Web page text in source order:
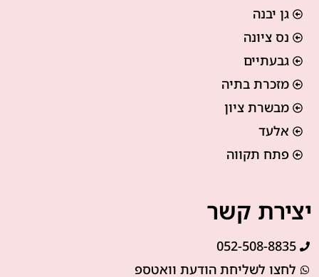
גן יבנה
נס ציונה
גבעתיים
מזכרת בתיה
מבשרת ציון
אלעד
פתח תקווה
יצירת קשר
052-508-8835
לחצו לשליחת הודעת וואטספ